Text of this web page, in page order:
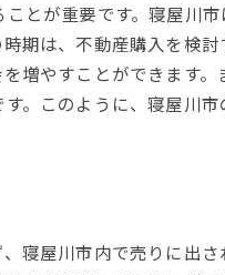
計画
チェック方法
とが重要です。寝屋川
は、不動産購入を検討
増やすことができます
。このように、寝屋川
寝屋川市内で売りに出